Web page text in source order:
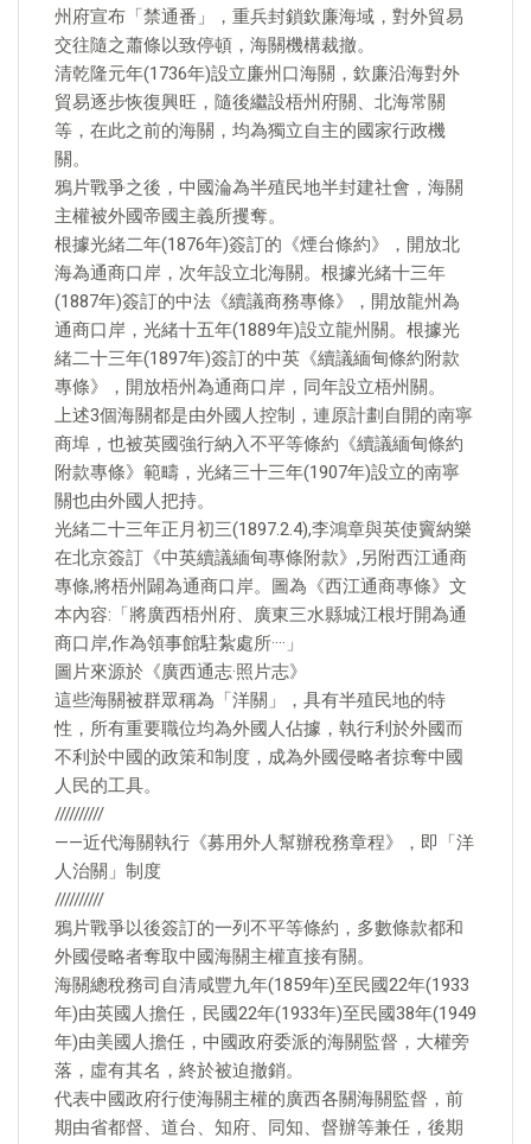
州府宣布「禁通番」，重兵封鎖欽廉海域，對外貿易
交往隨之蕭條以致停頓，海關機構裁撤。
清乾隆元年(1736年)設立廉州口海關，欽廉沿海對外
貿易逐步恢復興旺，隨後繼設梧州府關、北海常關
等，在此之前的海關，均為獨立自主的國家行政機
關。
鴉片戰爭之後，中國淪為半殖民地半封建社會，海關
主權被外國帝國主義所攫奪。
根據光緒二年(1876年)簽訂的《煙台條約》，開放北
海為通商口岸，次年設立北海關。根據光緒十三年
(1887年)簽訂的中法《續議商務專條》，開放龍州為
通商口岸，光緒十五年(1889年)設立龍州關。根據光
緒二十三年(1897年)簽訂的中英《續議緬甸條約附款
專條》，開放梧州為通商口岸，同年設立梧州關。
上述3個海關都是由外國人控制，連原計劃自開的南寧
商埠，也被英國強行納入不平等條約《續議緬甸條約
附款專條》範疇，光緒三十三年(1907年)設立的南寧
關也由外國人把持。
光緒二十三年正月初三(1897.2.4),李鴻章與英使竇納樂
在北京簽訂《中英續議緬甸專條附款》,另附西江通商
專條,將梧州闢為通商口岸。圖為《西江通商專條》文
本內容:「將廣西梧州府、廣東三水縣城江根圩開為通
商口岸,作為領事館駐紮處所····」
圖片來源於《廣西通志·照片志》
這些海關被群眾稱為「洋關」，具有半殖民地的特
性，所有重要職位均為外國人佔據，執行利於外國而
不利於中國的政策和制度，成為外國侵略者掠奪中國
人民的工具。
//////////
——近代海關執行《募用外人幫辦稅務章程》，即「洋
人治關」制度
//////////
鴉片戰爭以後簽訂的一列不平等條約，多數條款都和
外國侵略者奪取中國海關主權直接有關。
海關總稅務司自清咸豐九年(1859年)至民國22年(1933
年)由英國人擔任，民國22年(1933年)至民國38年(1949
年)由美國人擔任，中國政府委派的海關監督，大權旁
落，虛有其名，終於被迫撤銷。
代表中國政府行使海關主權的廣西各關海關監督，前
期由省都督、道台、知府、同知、督辦等兼任，後期